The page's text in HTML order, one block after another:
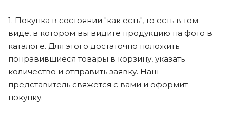
1. Покупка в состоянии "как есть", то есть в том
виде, в котором вы видите продукцию на фото в
каталоге. Для этого достаточно положить
понравившиеся товары в корзину, указать
количество и отправить заявку. Наш
представитель свяжется с вами и оформит
покупку.